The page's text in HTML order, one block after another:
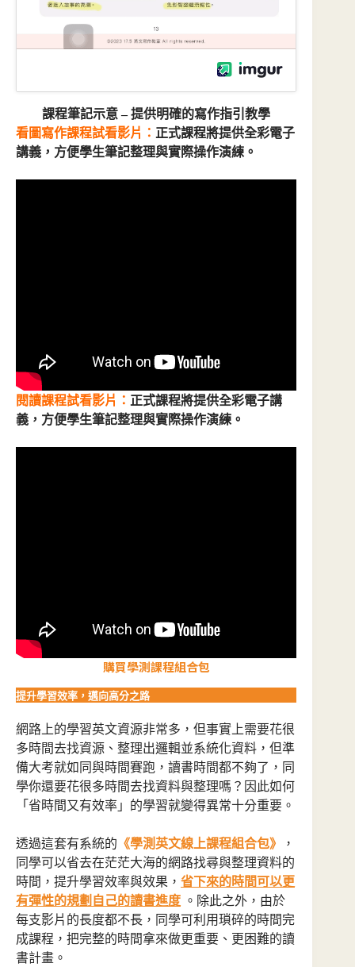
課程筆記示意 – 提供明確的寫作指引教學
看圖寫作課程試看影片： 正式課程將提供全彩電子
講義，方便學生筆記整理與實際操作演練。
閱讀課程試看影片： 正式課程將提供全彩電子講
義，方便學生筆記整理與實際操作演練。
購買學測課程組合包
提升學習效率，邁向高分之路
網路上的學習英文資源非常多，但事實上需要花很
多時間去找資源、整理出邏輯並系統化資料，但準
備大考就如同與時間賽跑，讀書時間都不夠了，同
學你還要花很多時間去找資料與整理嗎？因此如何
「省時間又有效率」的學習就變得異常十分重要。
透過這套有系統的 《學測英文線上課程組合包》
，
同學可以省去在茫茫大海的網路找尋與整理資料的
時間，提升學習效率與效果， 省下來的時間可以更
有彈性的規劃自己的讀書進度 。除此之外，由於
每支影片的長度都不長，同學可利用瑣碎的時間完
成課程，把完整的時間拿來做更重要、更困難的讀
書計畫。